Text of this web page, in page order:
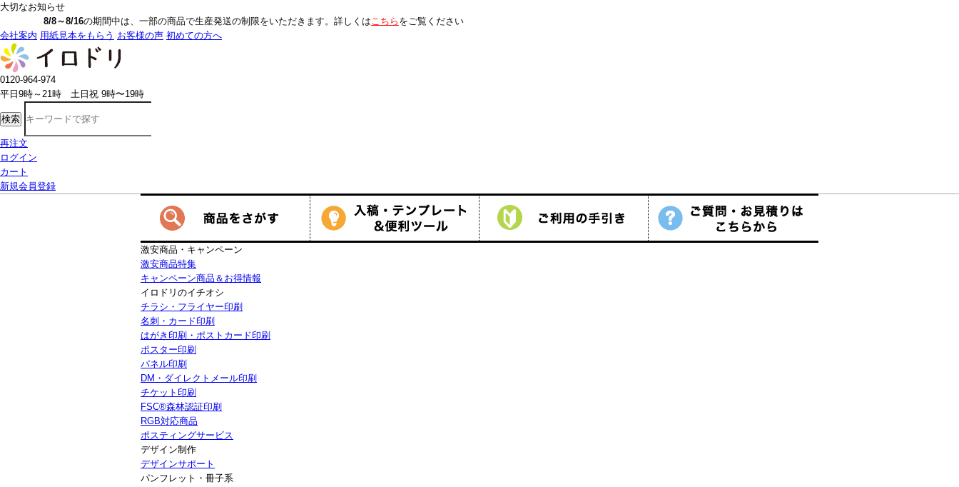
大切なお知らせ
の期間中は、一部の商品で生産発送の制限をいただきます。詳しくは こちらをご覧ください
会社案内 用紙見本をもらう お客様の声 初めての方へ
0120-964-974
平日9時～21時 土日祝 9時〜19時
検索
再注文
ログイン
カート
新規会員登録
激安商品・キャンペーン
激安商品特集
キャンペーン商品＆お得情報
イロドリのイチオシ
チラシ・フライヤー印刷
名刺・カード印刷
はがき印刷・ポストカード印刷
ポスター印刷
パネル印刷
DM・ダイレクトメール印刷
チケット印刷
FSC®森林認証印刷
RGB対応商品
ポスティングサービス
デザイン制作
デザインサポート
パンフレット・冊子系